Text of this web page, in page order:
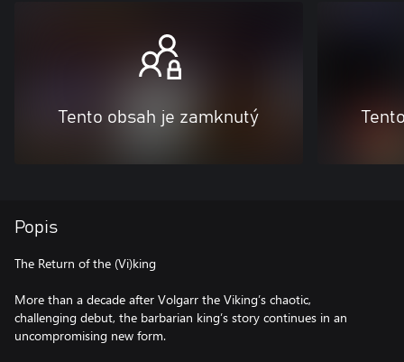
Tento obsah je zamknutý
Popis
The Return of the (Vi)king
More than a decade after Volgarr the Viking’s chaotic,
challenging debut, the barbarian king’s story continues in an
uncompromising new form.